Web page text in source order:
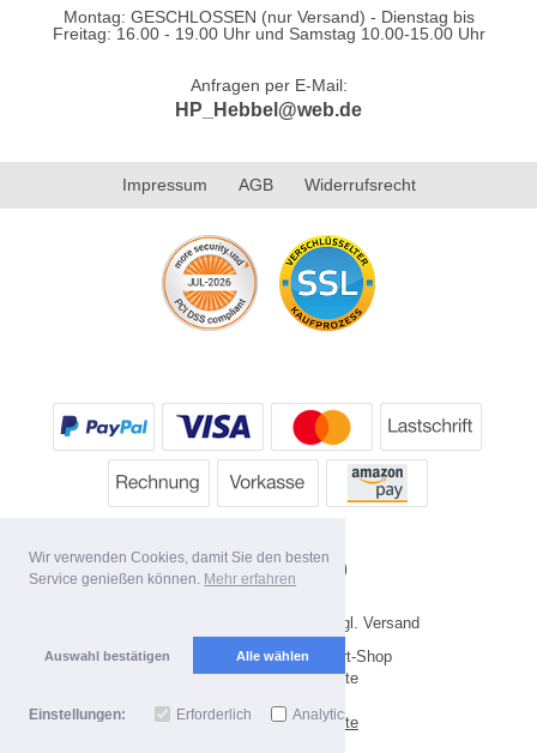
Wir verwenden Cookies, damit Sie den besten
Service genießen können. Mehr erfahren
Auswahl bestätigen Alle wählen
Einstellungen: Erforderlich Analytics
Montag: GESCHLOSSEN (nur Versand) - Dienstag bis
Freitag: 16.00 - 19.00 Uhr und Samstag 10.00-15.00 Uhr
Anfragen per E-Mail:
HP_Hebbel@web.de
Impressum AGB Widerrufsrecht
* Alle Preise inkl. MwSt. evtl. zzgl. Versand
Copyright 2026 by HP's Sport-Shop
Mobile Shop by Shopgate
Zur klassischen Webseite